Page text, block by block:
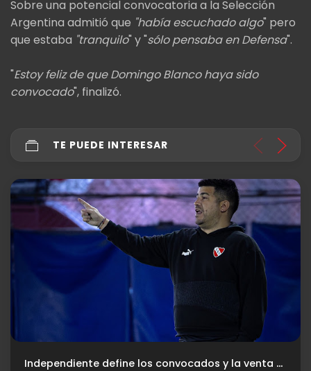
Sobre una potencial convocatoria a la Selección
Argentina admitió que "había escuchado algo" pero
que estaba "tranquilo" y "sólo pensaba en Defensa".
"Estoy feliz de que Domingo Blanco haya sido
convocado", finalizó.
TE PUEDE INTERESAR
El "Rojo" presentó su nueva camiseta titular